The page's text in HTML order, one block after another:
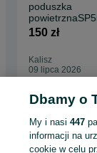
poduszka
KP MIECH
150 zł
Kalisz
09 lipca 2026
Strona główna
pizzy -
Dbamy o
My i nasi447
informacji na
cookie w celu